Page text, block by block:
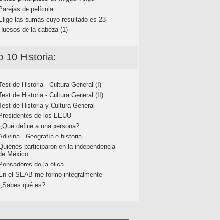
de película
las sumas cuyo resultado es 23
de la cabeza (1)
10 Historia:
de Historia - Cultura General (I)
de Historia - Cultura General (II)
de Historia y Cultura General
de los EEUU
define a una persona?
- Geografía e historia
participaron en la independencia
México
de la ética
el SEAB me formo integralmente
qué es?